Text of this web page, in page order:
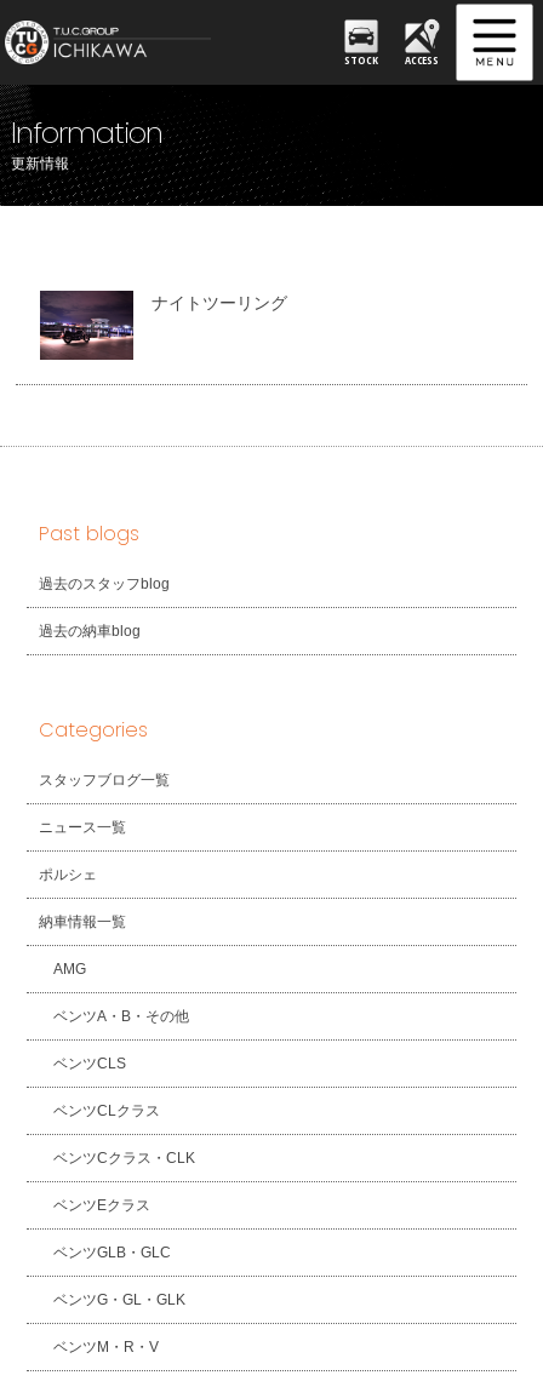
STOCK ACCESS
Information
更新情報
ナイトツーリング
Past blogs
過去のスタッフblog
過去の納車blog
Categories
スタッフブログ一覧
ニュース一覧
ポルシェ
納車情報一覧
AMG
ベンツA・B・その他
ベンツCLS
ベンツCLクラス
ベンツCクラス・CLK
ベンツEクラス
ベンツGLB・GLC
ベンツG・GL・GLK
ベンツM・R・V